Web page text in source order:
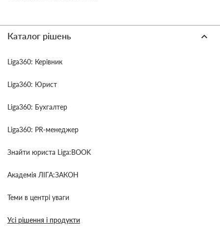
Каталог рішень
Liga360: Керівник
Liga360: Юрист
Liga360: Бухгалтер
Liga360: PR-менеджер
Знайти юриста Liga:BOOK
Академія ЛІГА:ЗАКОН
Теми в центрі уваги
Усі рішення і продукти